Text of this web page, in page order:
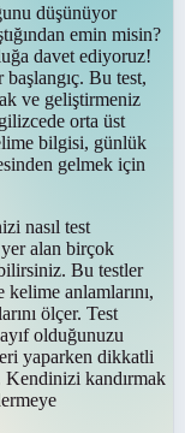
düşünüyor
emin misin?
davet ediyoruz!
Bu test,
ve geliştirmeniz
orta üst
bilgisi, günlük
gelmek için
nasıl test
alan birçok
Bu testler
anlamlarını,
ölçer. Test
olduğunuzu
yaparken dikkatli
kandırmak